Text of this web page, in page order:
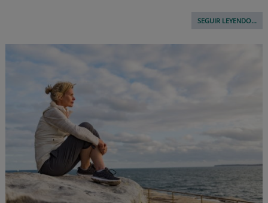
SEGUIR LEYENDO...